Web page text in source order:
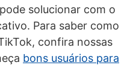
solucionar com o
Para saber como
confira nossas
bons usuários para